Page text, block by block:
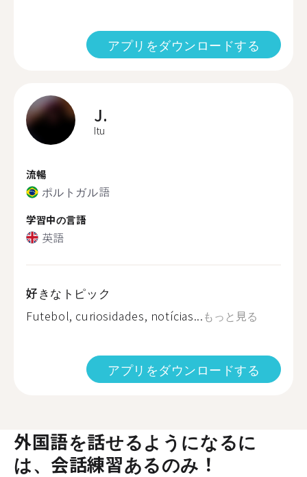
アプリをダウンロードする
J.
Itu
流暢
ポルトガル語
学習中の言語
英語
好きなトピック
Futebol, curiosidades, notícias...もっと見る
アプリをダウンロードする
外国語を話せるようになるに
は、会話練習あるのみ！